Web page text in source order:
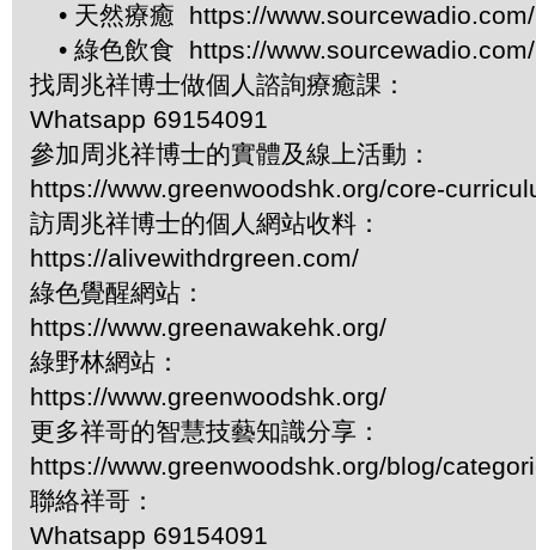
• 天然療癒 https://
• 綠色飲食 https://
找周兆祥博士做個人諮詢療癒課：
Whatsapp 69154091
參加周兆祥博士的實體及線上活動：
https://www.greenwoodshk.org/core-
訪周兆祥博士的個人網站收料：
https://alivewithdrgreen.com/
綠色覺醒網站：
https://www.greenawakehk.org/
綠野林網站：
https://www.greenwoodshk.org/
更多祥哥的智慧技藝知識分享：
https://www.greenwoodshk.org/blog/
聯絡祥哥：
Whatsapp 69154091